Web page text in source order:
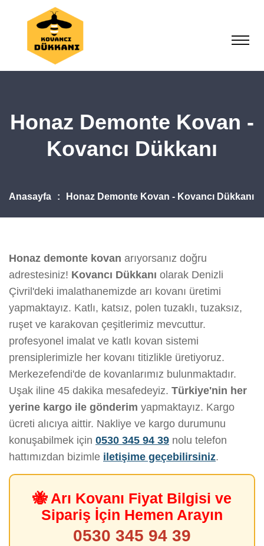
Honaz Demonte Kovan -
Kovancı Dükkanı
Anasayfa Honaz Demonte Kovan - Kovancı Dükkanı
Honaz demonte kovan arıyorsanız doğru
adrestesiniz! Kovancı Dükkanı olarak Denizli
Çivril'deki imalathanemizde arı kovanı üretimi
yapmaktayız. Katlı, katsız, polen tuzaklı, tuzaksız,
ruşet ve karakovan çeşitlerimiz mevcuttur.
profesyonel imalat ve katlı kovan sistemi
prensiplerimizle her kovanı titizlikle üretiyoruz.
Merkezefendi'de de kovanlarımız bulunmaktadır.
Uşak iline 45 dakika mesafedeyiz. Türkiye'nin her
yerine kargo ile gönderim yapmaktayız. Kargo
ücreti alıcıya aittir. Nakliye ve kargo durumunu
konuşabilmek için 0530 345 94 39 nolu telefon
hattımızdan bizimle iletişime geçebilirsiniz.
🐝 Arı Kovanı Fiyat Bilgisi ve
Sipariş İçin Hemen Arayın
0530 345 94 39